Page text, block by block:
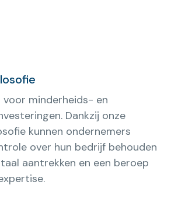
minderheids- en
Dankzij onze
kunnen ondernemers
over hun bedrijf behouden
aantrekken en een beroep